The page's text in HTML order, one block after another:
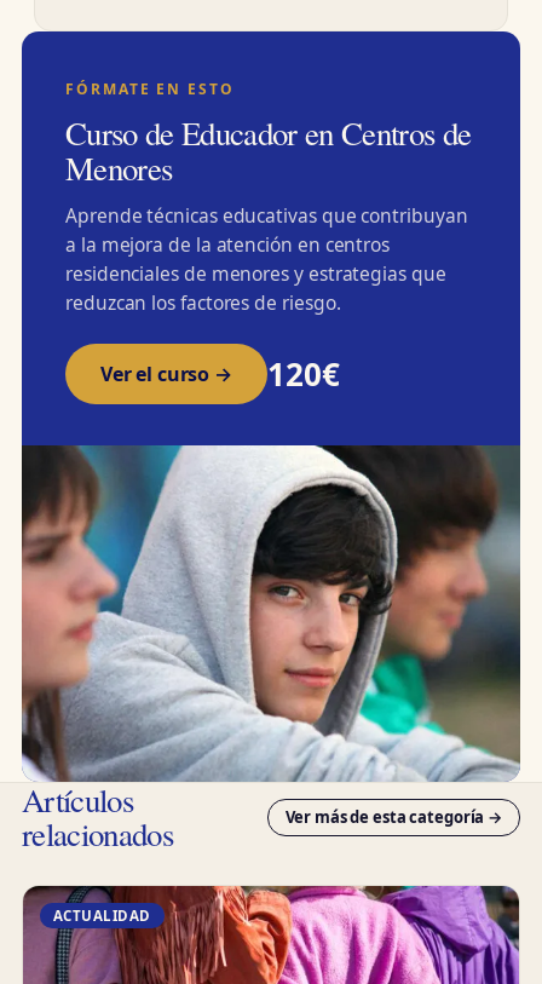
FÓRMATE EN ESTO
Curso de Educador en Centros de
Menores
Aprende técnicas educativas que contribuyan
a la mejora de la atención en centros
residenciales de menores y estrategias que
reduzcan los factores de riesgo.
Ver el curso → 120€
Artículos
relacionados Ver más de esta categoría →
ACTUALIDAD